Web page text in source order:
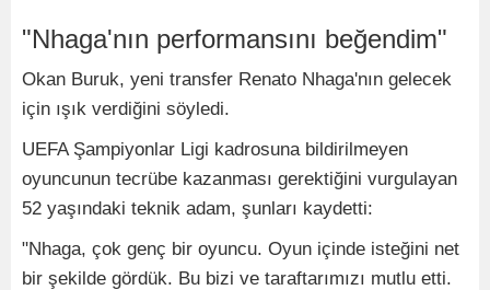
"Nhaga'nın performansını beğendim"
Okan Buruk, yeni transfer Renato Nhaga'nın gelecek
için ışık verdiğini söyledi.
UEFA Şampiyonlar Ligi kadrosuna bildirilmeyen
oyuncunun tecrübe kazanması gerektiğini vurgulayan
52 yaşındaki teknik adam, şunları kaydetti:
"Nhaga, çok genç bir oyuncu. Oyun içinde isteğini net
bir şekilde gördük. Bu bizi ve taraftarımızı mutlu etti.